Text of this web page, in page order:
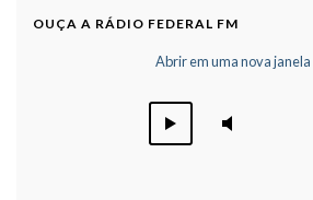
OUÇA A RÁDIO FEDERAL FM
Abrir em uma nova janela